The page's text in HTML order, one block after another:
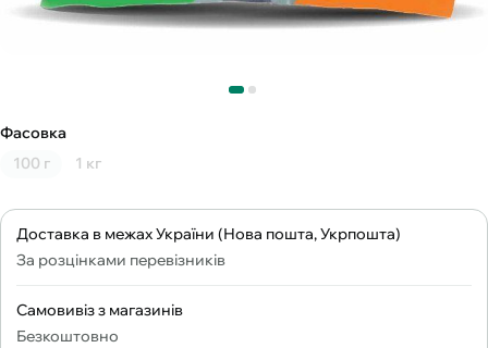
Фасовка
100 г
1 кг
Доставка в межах України (Нова пошта, Укрпошта)
За розцінками перевізників
Самовивіз з магазинів
Безкоштовно